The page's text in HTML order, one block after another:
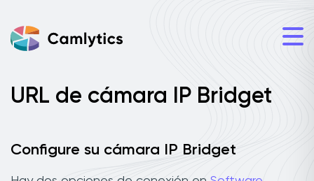
URL de cámara IP Bridget
Configure su cámara IP Bridget